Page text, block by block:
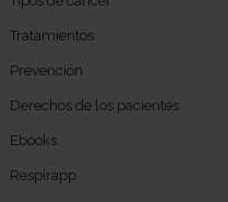
Tratamientos
Prevención
Derechos de los pacientes
Ebooks
Respirapp